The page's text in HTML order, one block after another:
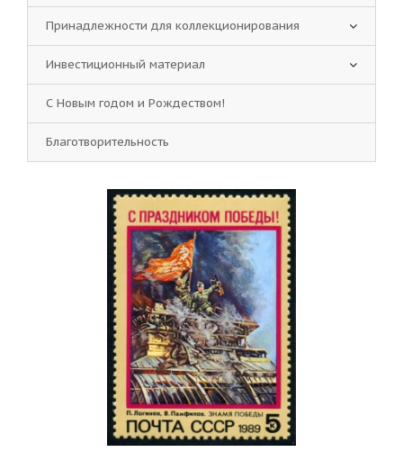
Принадлежности для коллекционирования
Инвестиционный материал
С Новым годом и Рождеством!
Благотворительность